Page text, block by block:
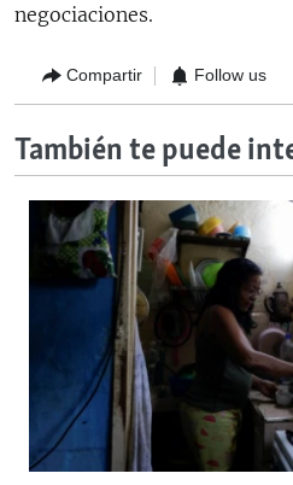
negociaciones.
Compartir Follow us
También te puede